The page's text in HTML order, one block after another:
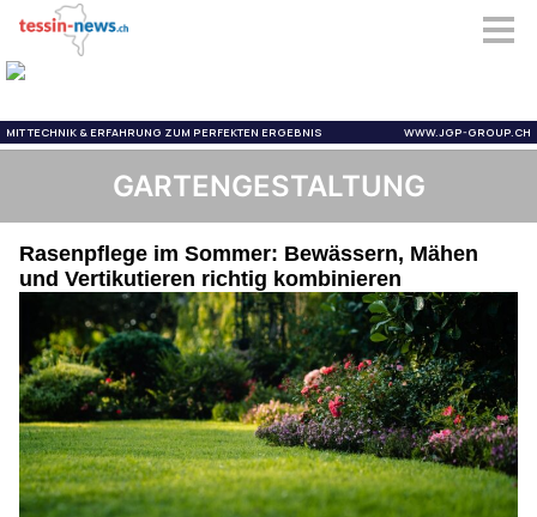
GARTENGESTALTUNG
Rasenpflege im Sommer: Bewässern, Mähen
und Vertikutieren richtig kombinieren